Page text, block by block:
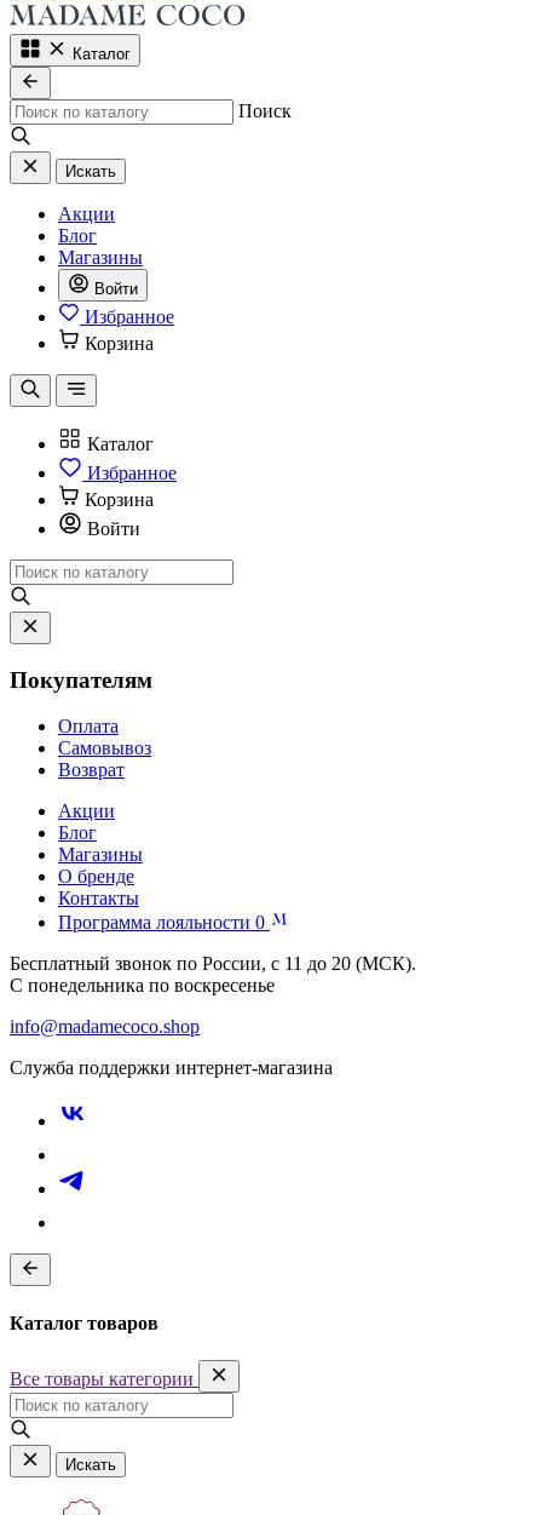
Каталог
Поиск
Искать
Акции
Блог
Магазины
Войти
Избранное
Корзина
Каталог
Избранное
Корзина
Войти
Покупателям
Оплата
Самовывоз
Возврат
Акции
Блог
Магазины
О бренде
Контакты
Программа лояльности 0
Бесплатный звонок по России, с 11 до 20 (МСК).
С понедельника по воскресенье
info@madamecoco.shop
Служба поддержки интернет-магазина
Каталог товаров
Все товары категории
Искать